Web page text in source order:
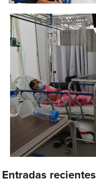
Entradas recientes